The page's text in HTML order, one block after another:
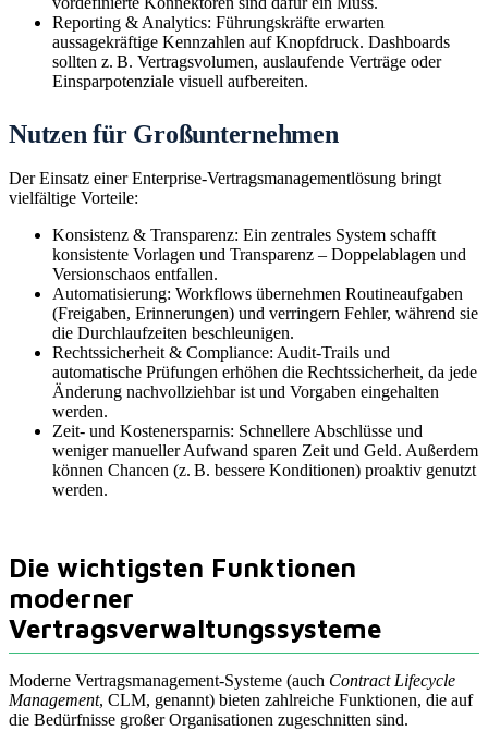
Reporting & Analytics: Führungskräfte erwarten
aussagekräftige Kennzahlen auf Knopfdruck. Dashboards
sollten z. B. Vertragsvolumen, auslaufende Verträge oder
Einsparpotenziale visuell aufbereiten.
Nutzen für Großunternehmen
Der Einsatz einer Enterprise-Vertragsmanagementlösung bringt
vielfältige Vorteile:
Konsistenz & Transparenz: Ein zentrales System schafft
konsistente Vorlagen und Transparenz – Doppelablagen und
Versionschaos entfallen.
Automatisierung: Workflows übernehmen Routineaufgaben
(Freigaben, Erinnerungen) und verringern Fehler, während sie
die Durchlaufzeiten beschleunigen.
Rechtssicherheit & Compliance: Audit-Trails und
automatische Prüfungen erhöhen die Rechtssicherheit, da jede
Änderung nachvollziehbar ist und Vorgaben eingehalten
werden.
Zeit- und Kostenersparnis: Schnellere Abschlüsse und
weniger manueller Aufwand sparen Zeit und Geld. Außerdem
können Chancen (z. B. bessere Konditionen) proaktiv genutzt
werden.
Die wichtigsten Funktionen
moderner
Vertragsverwaltungssysteme
Moderne Vertragsmanagement-Systeme (auch Contract Lifecycle
Management, CLM, genannt) bieten zahlreiche Funktionen, die auf
die Bedürfnisse großer Organisationen zugeschnitten sind.